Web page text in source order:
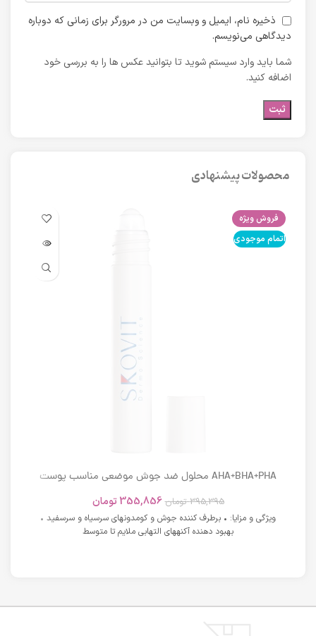
ذخیره نام، ایمیل و وبسایت من در مرورگر برای زمانی که دوباره
دیدگاهی می‌نویسم.
شما باید وارد سیستم شوید تا بتوانید عکس ها را به بررسی خود
اضافه کنید.
محصولات پیشنهادی
فروش ویژه
اتمام موجودی
AHA+BHA+PHA محلول ضد جوش موضعی مناسب پوست
395,395 تومان 355,856 تومان
ویژگی و مزایا: • برطرف کننده جوش و کومدونهای سرسیاه و سرسفید •
بهبود دهنده آکنههای التهابی ملایم تا متوسط